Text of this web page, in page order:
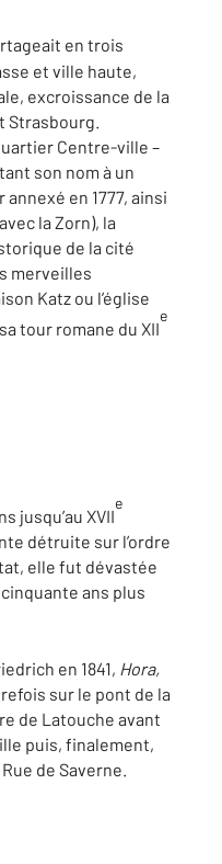
en trois
et ville haute,
excroissance de la
Strasbourg.
Centre-ville –
son nom à un
en 1777, ainsi
la Zorn), la
de la cité
merveilles
Katz ou l’église
tour romane du XII
e
jusqu’au XVII
e
détruite sur l’ordre
elle fut dévastée
ans plus
en 1841, Hora,
sur le pont de la
de Latouche avant
puis, finalement,
de Saverne.